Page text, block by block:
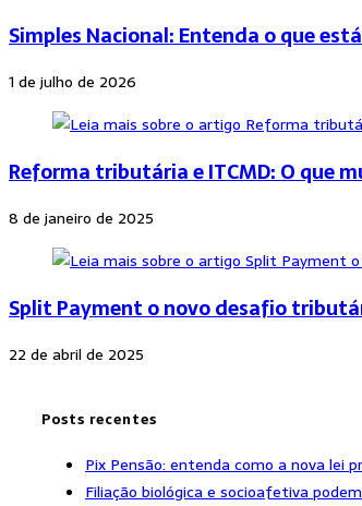
Simples Nacional: Entenda o que
1 de julho de 2026
Reforma tributária e ITCMD: O que
8 de janeiro de 2025
Split Payment o novo desafio
22 de abril de 2025
Posts recentes
Pix Pensão: entenda como a nova
Filiação biológica e socioafetiva